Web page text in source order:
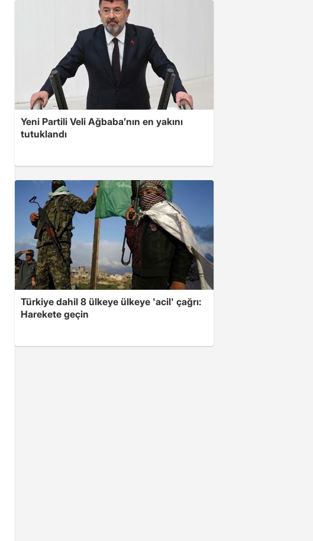
Yeni Partili Veli Ağbaba’nın en yakını
tutuklandı
Türkiye dahil 8 ülkeye ülkeye 'acil' çağrı:
Harekete geçin